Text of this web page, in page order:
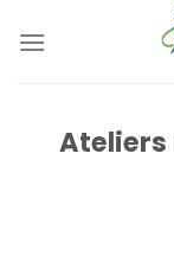
au
Ateliers